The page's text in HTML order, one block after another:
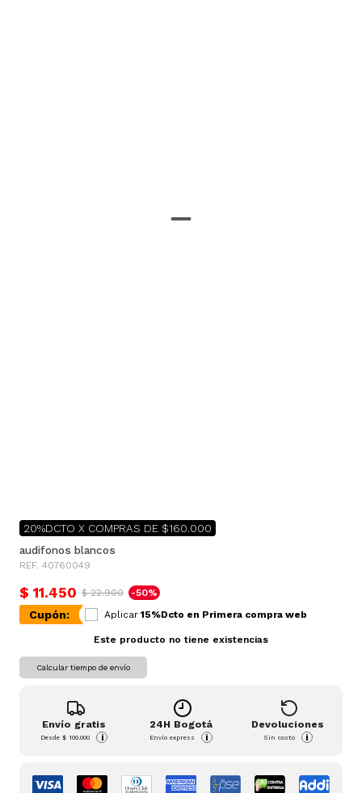
20%DCTO X COMPRAS DE $160.000
audifonos blancos
REF. 40760049
$ 11.450 $ 22.900 -50%
Cupón: Aplicar 15%Dcto en Primera compra web
Este producto no tiene existencias
Calcular tiempo de envío
Envío gratis
Desde$ 100.000 i
24H Bogotá
Envío express i
Devoluciones
Sin costo i